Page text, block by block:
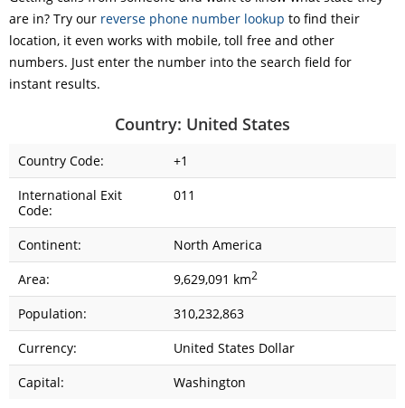
are in? Try our reverse phone number lookup to find their
location, it even works with mobile, toll free and other
numbers. Just enter the number into the search field for
instant results.
Country: United States
Country Code:
+1
International Exit
Code:
011
Continent:
North America
Area:
9,629,091 km2
Population:
310,232,863
Currency:
United States Dollar
Capital:
Washington